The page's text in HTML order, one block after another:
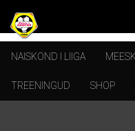
NAISKOND I LIIGA
TREENINGUD SHOP